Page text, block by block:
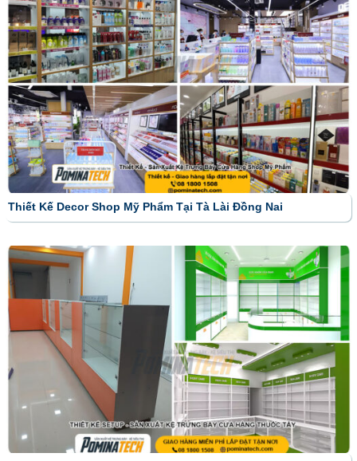
Thiết Kế Decor Shop Mỹ Phẩm Tại Tà Lài Đồng Nai